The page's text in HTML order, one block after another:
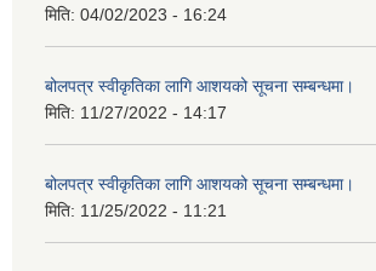
मिति: 04/02/2023 - 16:24
बोलपत्र स्वीकृतिका लागि आशयको सूचना सम्बन्धमा।
मिति: 11/27/2022 - 14:17
बोलपत्र स्वीकृतिका लागि आशयको सूचना सम्बन्धमा।
मिति: 11/25/2022 - 11:21